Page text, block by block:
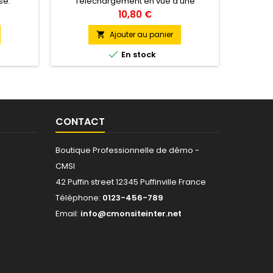
utilisation privée, personnelle et non
commerciale.
Prix
10,80 €
 Ajouter au panier
 En stock
CONTACT
Boutique Professionnelle de démo -
CMSI
42 Puffin street 12345 Puffinville France
Téléphone: 0123-456-789
Email: info@cmonsiteinter.net